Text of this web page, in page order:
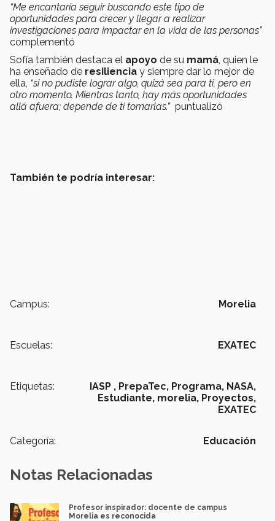
“Me encantaría seguir buscando este tipo de
oportunidades para crecer y llegar a realizar
investigaciones para impactar en la vida de las personas”
complementó
Sofía también destaca el apoyo de su mamá , quien le
ha enseñado de resiliencia y siempre dar lo mejor de
ella, “si no pudiste lograr algo, quizá sea para ti, pero en
otro momento. Mientras tanto, hay más oportunidades
allá afuera; depende de ti tomarlas.” puntualizó
También te podría interesar:
Campus: Morelia
Escuelas: EXATEC
Etiquetas: IASP , PrepaTec, Programa, NASA,
Estudiante, morelia, Proyectos,
EXATEC
Categoría: Educación
Notas Relacionadas
Profesor inspirador: docente de campus
Morelia es reconocida